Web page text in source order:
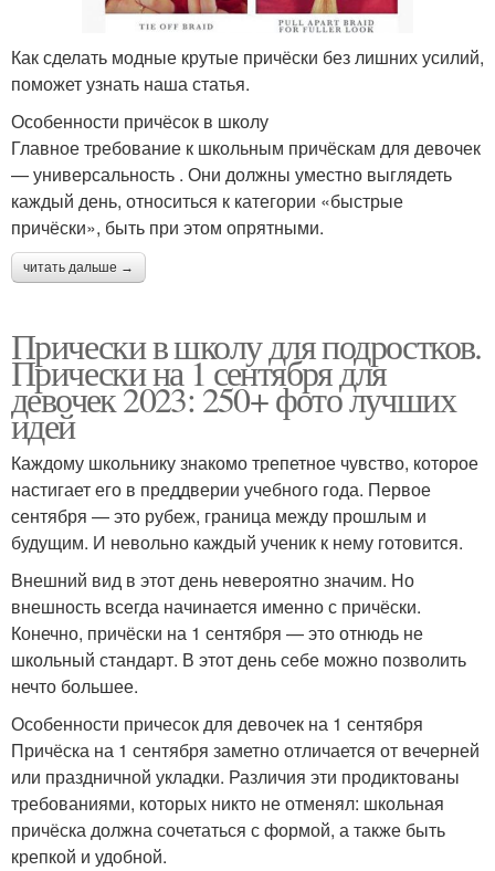
Как сделать модные крутые причёски без лишних усилий,
поможет узнать наша статья.
Особенности причёсок в школу
Главное требование к школьным причёскам для девочек
— универсальность . Они должны уместно выглядеть
каждый день, относиться к категории «быстрые
причёски», быть при этом опрятными.
читать дальше →
Прически в школу для подростков.
Прически на 1 сентября для
девочек 2023: 250+ фото лучших
идей
Каждому школьнику знакомо трепетное чувство, которое
настигает его в преддверии учебного года. Первое
сентября — это рубеж, граница между прошлым и
будущим. И невольно каждый ученик к нему готовится.
Внешний вид в этот день невероятно значим. Но
внешность всегда начинается именно с причёски.
Конечно, причёски на 1 сентября — это отнюдь не
школьный стандарт. В этот день себе можно позволить
нечто большее.
Особенности причесок для девочек на 1 сентября
Причёска на 1 сентября заметно отличается от вечерней
или праздничной укладки. Различия эти продиктованы
требованиями, которых никто не отменял: школьная
причёска должна сочетаться с формой, а также быть
крепкой и удобной.